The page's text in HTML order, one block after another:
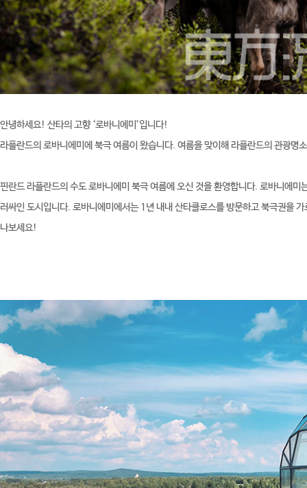
안녕하세요! 산타의 고향 ‘로바니에미’입니다!
라플란드의 로바니에미에 북극 여름이 왔습니다. 여름을 맞이해 라플란드의 관광명
핀란드 라플란드의 수도 로바니에미 북극 여름에 오신 것을 환영합니다. 로바니에
러싸인 도시입니다. 로바니에미에서는 1년 내내 산타클로스를 방문하고 북극권을
나보세요!